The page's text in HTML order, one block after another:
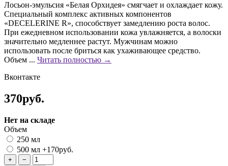
Лосьон-эмульсия «Белая Орхидея» смягчает и охлаждает кожу.
Специальный комплекс активных компонентов
«DECELERINE R», способствует замедлению роста волос.
При ежедневном использовании кожа увлажняется, а волоски
значительно медленнее растут. Мужчинам можно
использовать после бриться как ухаживающее средство.
Объем ... Читать полностью →
Вконтакте
370руб.
Нет на складе
Объем
250 мл
500 мл +170руб.
+
−